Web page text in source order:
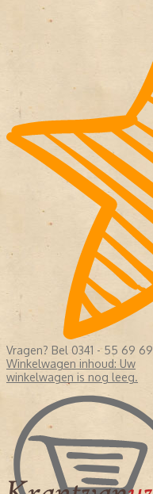
Vragen? Bel 0341 - 55 69 69
Winkelwagen inhoud: Uw
winkelwagen is nog leeg.